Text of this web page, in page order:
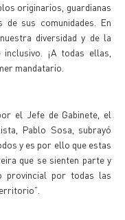
originarios, guardianas
sus comunidades. En
diversidad y de la
¡A todas ellas,
mandatario.
el Jefe de Gabinete, el
Pablo Sosa, subrayó
y es por ello que estas
que se sienten parte y
provincial por todas las